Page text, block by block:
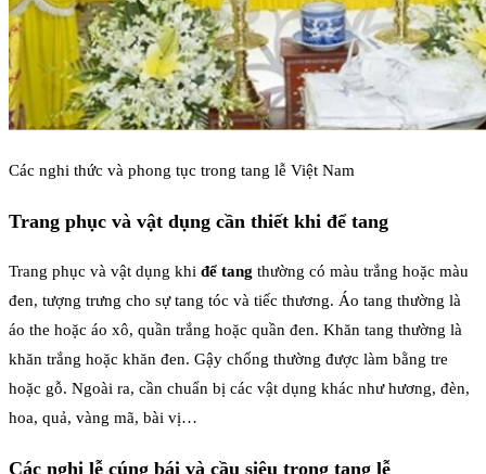
Các nghi thức và phong tục trong tang lễ Việt Nam
Trang phục và vật dụng cần thiết khi để tang
Trang phục và vật dụng khi để tang thường có màu trắng hoặc màu
đen, tượng trưng cho sự tang tóc và tiếc thương. Áo tang thường là
áo the hoặc áo xô, quần trắng hoặc quần đen. Khăn tang thường là
khăn trắng hoặc khăn đen. Gậy chống thường được làm bằng tre
hoặc gỗ. Ngoài ra, cần chuẩn bị các vật dụng khác như hương, đèn,
hoa, quả, vàng mã, bài vị…
Các nghi lễ cúng bái và cầu siêu trong tang lễ